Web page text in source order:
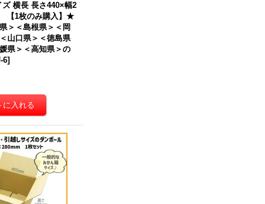
ズ 横長 長さ440×幅2
【1枚のみ購入】★
＞＜島根県＞＜岡
山口県＞＜徳島県
県＞＜高知県＞の
6]